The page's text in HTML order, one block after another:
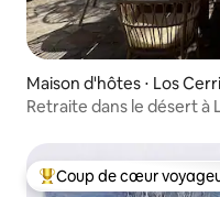
Maison d'hôtes ⋅ Los
Retraite dans le désert à
Coups de cœur
Coup de cœur